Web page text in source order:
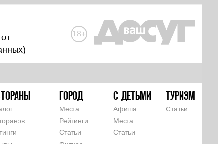
)
18+
ГОРОД
Места
Рейтинги
Статьи
С ДЕТЬМИ
Афиша
Места
Статьи
ТУРИЗМ
Статьи